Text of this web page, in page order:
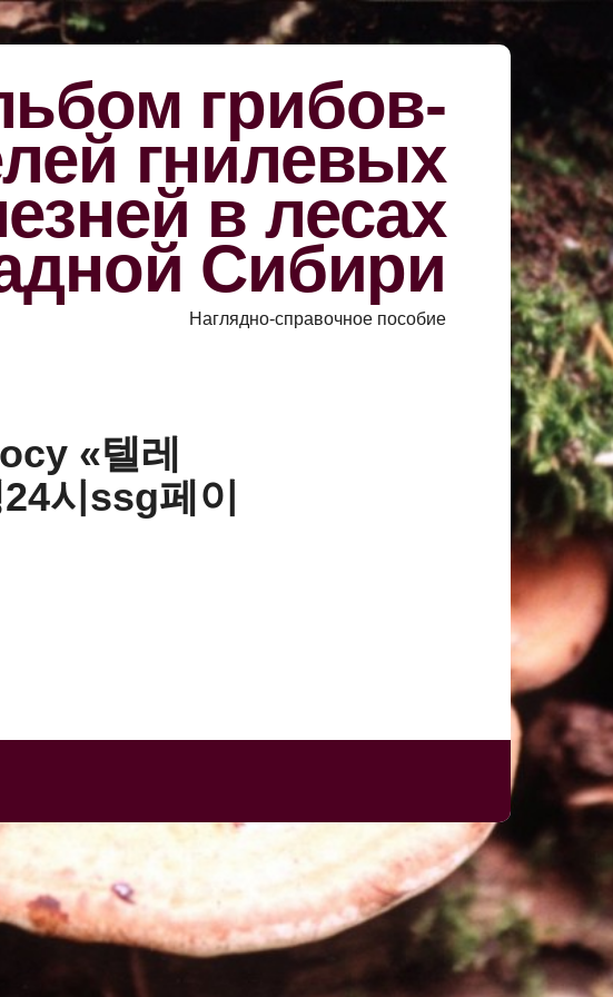
грибов-
гнилевых
в лесах
Сибири
Наглядно-справочное пособие
«텔레
시ssg페이